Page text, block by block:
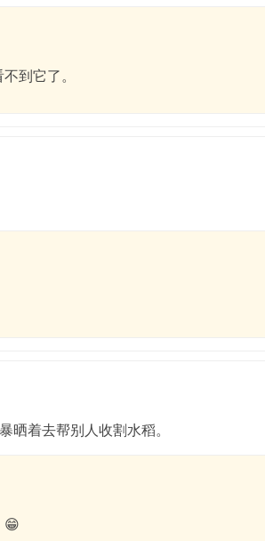
到它了。
晒着去帮别人收割水稻。
😁